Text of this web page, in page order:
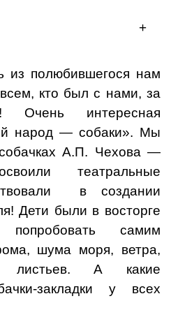
из полюбившегося нам
кто был с нами, за
Очень интересная
народ — собаки». Мы
А.П. Чехова —
театральные
в создании
Дети были в восторге
самим
шума моря, ветра,
листьев. А какие
закладки у всех